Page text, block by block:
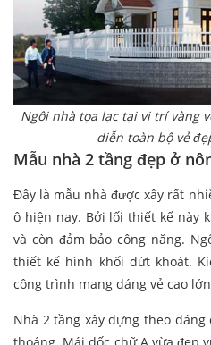
Ngôi nhà tọa lạc tại vị trí vàng
diễn toàn bộ vẻ
Mẫu nhà 2 tầng đẹp ở
Đây là mẫu nhà được xây rất
ô hiện nay. Bởi lối thiết kế này
và còn đảm bảo công năng.
thiết kế hình khối dứt khoát.
công trình mang dáng vẻ cao
Nhà 2 tầng xây dựng theo